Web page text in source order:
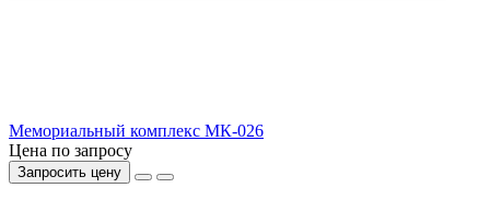
Мемориальный комплекс МК-026
Цена по запросу
Запросить цену